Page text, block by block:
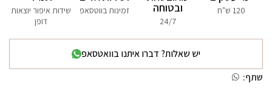
120 ש"ח ובטוחה
24/7
זמינות בווטסאפ
שידות איפור יוצאות
דופן
יש שאלות? דברו איתנו בוואטסאפ
שתף: